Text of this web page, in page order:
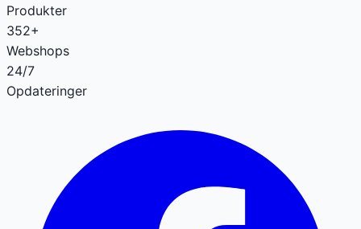
Produkter
352+
Webshops
24/7
Opdateringer